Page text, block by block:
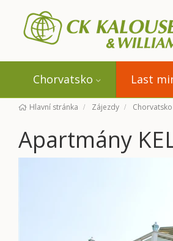
Chorvatsko Last
Hlavní stránka Zájezdy Chorvatsko
Apartmány